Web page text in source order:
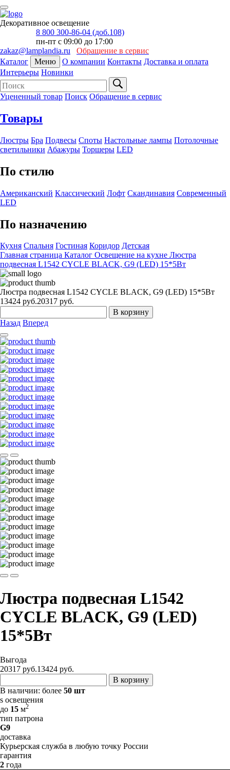
Декоративное освещение
8 800 300-86-04 (доб.108)
пн-пт с 09:00 до 17:00
zakaz@lamplandia.ru
Обращение в сервис
Каталог
Меню О компании Контакты Доставка и оплата
Интерьеры Новинки
Уцененный товар Поиск Обращение в сервис
Товары
Люстры Бра Подвесы Споты Настольные лампы Потолочные
светильники Абажуры Торшеры LED
По стилю
Американский Классический Лофт Скандинавия Современный
LED
По назначению
Кухня Спальня Гостиная Коридор Детская
Главная страница Каталог Освещение на кухне Люстра
подвесная L1542 CYCLE BLACK, G9 (LED) 15*5Вт
Люстра подвесная L1542 CYCLE BLACK, G9 (LED) 15*5Вт
13424 руб.20317 руб.
В корзину
Назад Вперед
Люстра подвесная L1542
CYCLE BLACK, G9 (LED)
15*5Вт
Выгода
20317 руб.13424 руб.
В корзину
В наличии: более 50 шт
s освещения
до 15 м2
тип патрона
G9
доставка
Курьерская служба в любую точку России
гарантия
2 года